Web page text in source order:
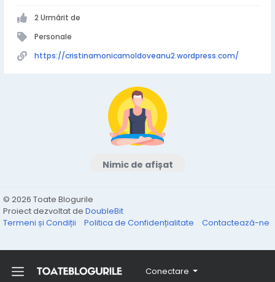
Conectare
2 Urmărit de
Personale
https://cristinamonicamoldoveanu2.wordpress.com/
Nimic de afișat
© 2026 Toate Blogurile
Proiect dezvoltat de DoubleBit
Termeni și Condiții
Politica de Confidențialitate Contactează-ne